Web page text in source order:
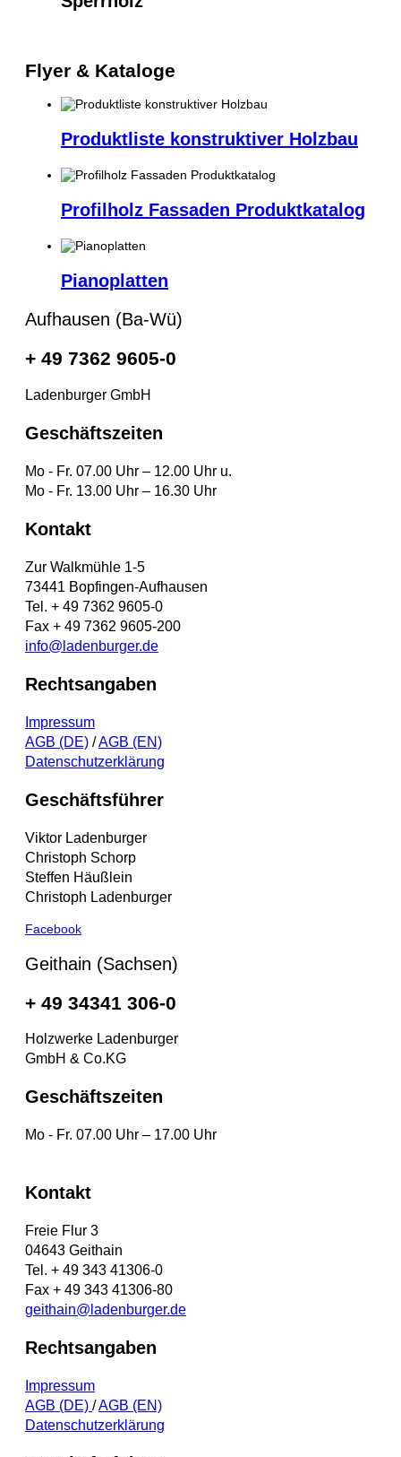
Flyer & Kataloge
Produktliste konstruktiver Holzbau
Profilholz Fassaden Produktkatalog
Pianoplatten
Aufhausen (Ba-Wü)
+ 49 7362 9605-0
Ladenburger GmbH
Geschäftszeiten
Mo - Fr. 07.00 Uhr – 12.00 Uhr u.
Mo - Fr. 13.00 Uhr – 16.30 Uhr
Kontakt
Zur Walkmühle 1-5
73441 Bopfingen-Aufhausen
Tel. + 49 7362 9605-0
Fax + 49 7362 9605-200
info@ladenburger.de
Rechtsangaben
Impressum
AGB (DE) /AGB (EN)
Datenschutzerklärung
Geschäftsführer
Viktor Ladenburger
Christoph Schorp
Steffen Häußlein
Christoph Ladenburger
Facebook
Geithain (Sachsen)
+ 49 34341 306-0
Holzwerke Ladenburger
GmbH & Co.KG
Geschäftszeiten
Mo - Fr. 07.00 Uhr – 17.00 Uhr
Kontakt
Freie Flur 3
04643 Geithain
Tel. + 49 343 41306-0
Fax + 49 343 41306-80
geithain@ladenburger.de
Rechtsangaben
Impressum
AGB (DE) /AGB (EN)
Datenschutzerklärung